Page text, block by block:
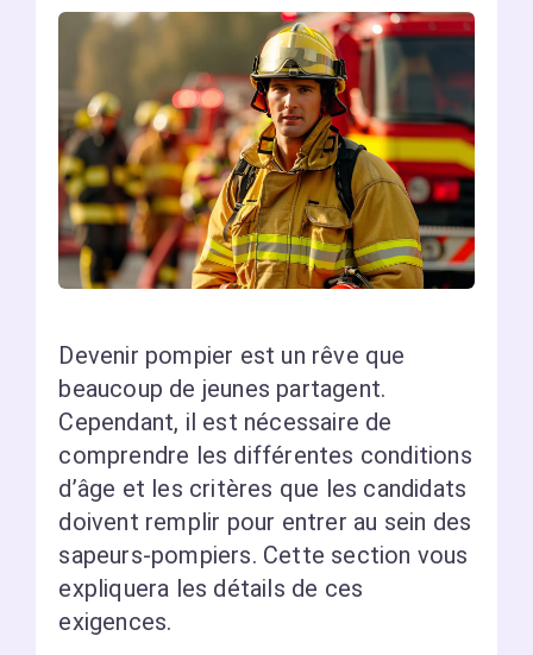
Devenir pompier est un rêve que
beaucoup de jeunes partagent.
Cependant, il est nécessaire de
comprendre les différentes conditions
d’âge et les critères que les candidats
doivent remplir pour entrer au sein des
sapeurs-pompiers. Cette section vous
expliquera les détails de ces
exigences.